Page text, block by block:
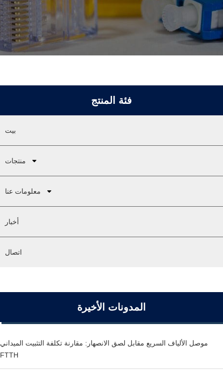
فئة المنتج
بيت
منتجات
معلومات عنا
أخبار
اتصال
المدونات الأخيرة
موصل الألياف السريع مقابل لصق الانصهار: مقارنة تكلفة التثبيت الميداني
FTTH